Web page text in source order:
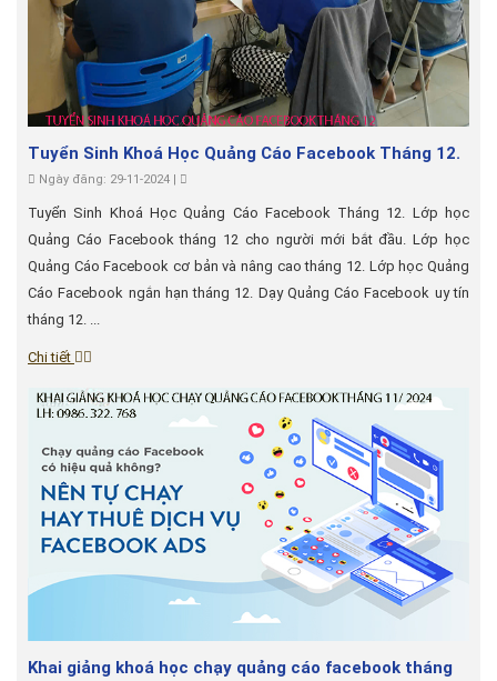
Tuyển Sinh Khoá Học Quảng Cáo Facebook Tháng 12.
Ngày đăng: 29-11-2024 |
Tuyển Sinh Khoá Học Quảng Cáo Facebook Tháng 12. Lớp học
Quảng Cáo Facebook tháng 12 cho người mới bắt đầu. Lớp học
Quảng Cáo Facebook cơ bản và nâng cao tháng 12. Lớp học Quảng
Cáo Facebook ngắn hạn tháng 12. Dạy Quảng Cáo Facebook uy tín
tháng 12. ...
Chi tiết
Khai giảng khoá học chạy quảng cáo facebook tháng